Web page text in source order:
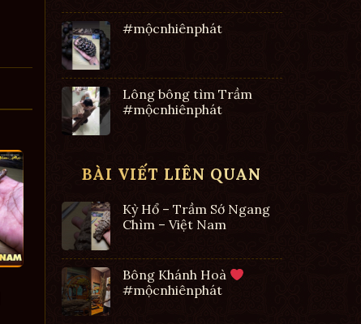
#mộcnhiênphát
Lông bông tìm Trầm
#mộcnhiênphát
BÀI VIẾT LIÊN QUAN
Kỳ Hổ – Trầm Sớ Ngang
Chìm – Việt Nam
Bông Khánh Hoà
#mộcnhiênphát